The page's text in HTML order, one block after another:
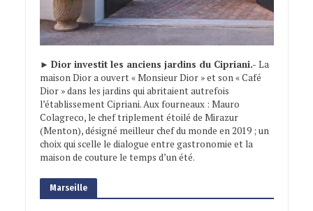
► Dior investit les anciens jardins du Cipriani.- La
maison Dior a ouvert « Monsieur Dior » et son « Café
Dior » dans les jardins qui abritaient autrefois
l’établissement Cipriani. Aux fourneaux : Mauro
Colagreco, le chef triplement étoilé de Mirazur
(Menton), désigné meilleur chef du monde en 2019 ; un
choix qui scelle le dialogue entre gastronomie et la
maison de couture le temps d’un été.
Marseille